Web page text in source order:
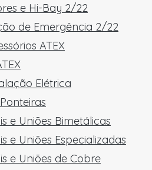
e Hi-Bay 2/22
de Emergência 2/22
ATEX
Elétrica
e Uniões Bimetálicas
e Uniões Especializadas
e Uniões de Cobre